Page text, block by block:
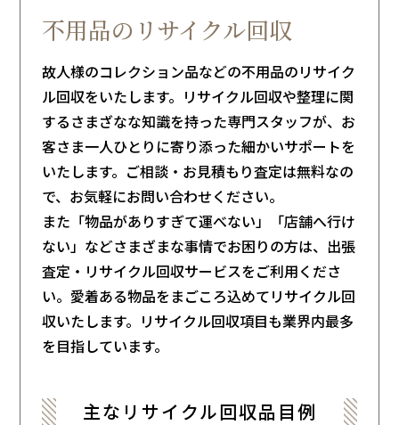
不用品のリサイクル回収
故人様のコレクション品などの不用品のリサイク
ル回収をいたします。 リサイクル回収や整理に関
するさまざなな知識を持った専門スタッフが、お
客さま一人ひとりに寄り添った細かいサポートを
いたします。ご相談・お見積もり査定は無料なの
で、お気軽にお問い合わせください。
また「物品がありすぎて運べない」「店舗へ行け
ない」などさまざまな事情でお困りの方は、出張
査定・ リサイクル回収サービスをご利用くださ
い。愛着ある物品をまごころ込めてリサイクル回
収いたします。 リサイクル回収項目も業界内最多
を目指しています。
主な リサイクル回収品目例